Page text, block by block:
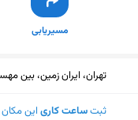
مسیریابی
تهران، ایران زمین، بین
ثبتساعت کاری این مکان